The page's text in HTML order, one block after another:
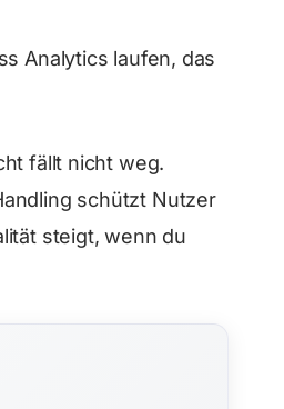
Analytics laufen, das
fällt nicht weg.
schützt Nutzer
steigt, wenn du